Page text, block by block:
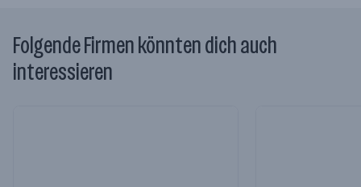
Folgende Firmen könnten dich auch
interessieren